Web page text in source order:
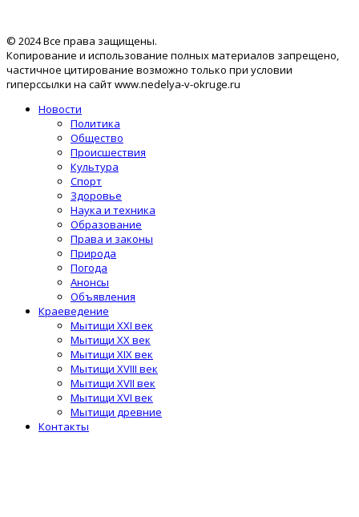
© 2024 Все права защищены.
Копирование и использование полных материалов запрещено,
частичное цитирование возможно только при условии
гиперссылки на сайт www.nedelya-v-okruge.ru
Новости
Политика
Общество
Происшествия
Культура
Спорт
Здоровье
Наука и техника
Образование
Права и законы
Природа
Погода
Анонсы
Объявления
Краеведение
Мытищи XXI век
Мытищи XX век
Мытищи XIX век
Мытищи XVIII век
Мытищи XVII век
Мытищи XVI век
Мытищи древние
Контакты